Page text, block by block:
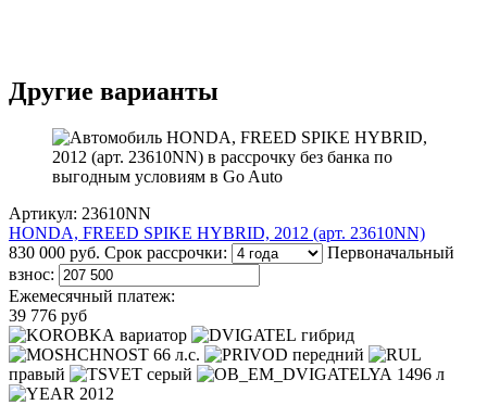
Другие варианты
Артикул: 23610NN
HONDA, FREED SPIKE HYBRID, 2012 (арт. 23610NN)
830 000 руб. Срок рассрочки:
Первоначальный
взнос:
Ежемесячный платеж:
39 776 руб
вариатор
гибрид
66 л.с.
передний
правый
серый
1496 л
2012